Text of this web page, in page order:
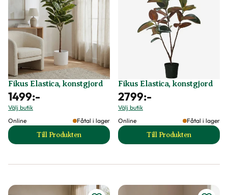
Fikus Elastica, konstgjord
1499:-
Välj butik
Online
Fåtal i lager
Till Produkten
till Fikus Elastica, konstgjord produktsida
Fikus Elastica, konstgjord
2799:-
Välj butik
Online
Fåtal i lager
Till Produkten
till Fikus Elastica,